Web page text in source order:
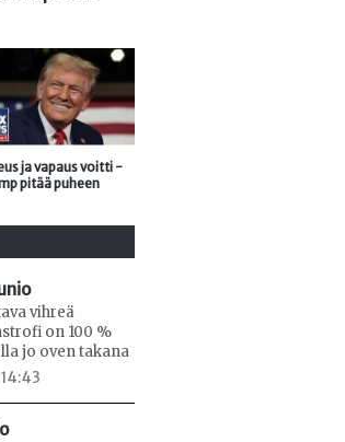
ja vapaus voitti -
pitää puheen
vihreä
on 100 %
jo oven takana